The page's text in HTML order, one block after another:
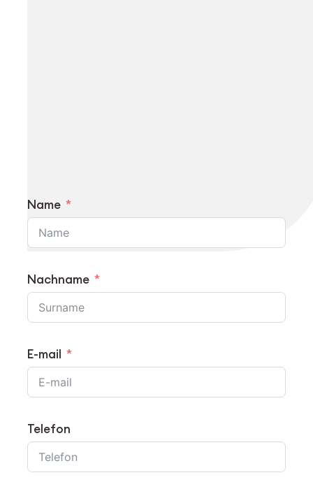
Name
Nachname
E-mail
Telefon